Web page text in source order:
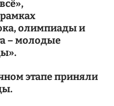
олимпиады и
– молодые
этапе приняли